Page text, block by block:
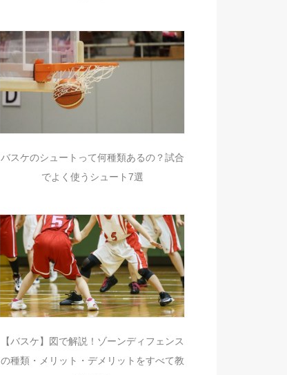
バスケのシュートって何種類あるの？試合
でよく使うシュート7選
【バスケ】図で解説！ゾーンディフェンス
の種類・メリット・デメリットをすべて教